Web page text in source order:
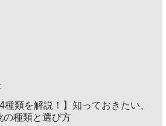
種類を解説！】知っておきたい、
の種類と選び方